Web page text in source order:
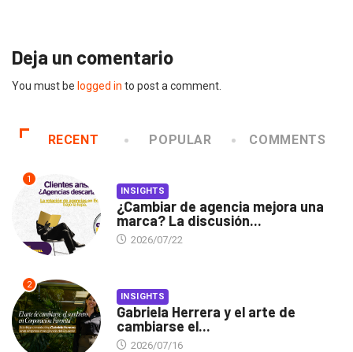
Deja un comentario
You must be logged in to post a comment.
RECENT POPULAR COMMENTS
1
INSIGHTS
¿Cambiar de agencia mejora una
marca? La discusión...
2026/07/22
2
INSIGHTS
Gabriela Herrera y el arte de
cambiarse el...
2026/07/16